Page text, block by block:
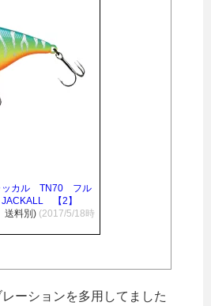
ッカル TN70 フル
【2】
送料別) (2017/5/18時
ーションを多用してました